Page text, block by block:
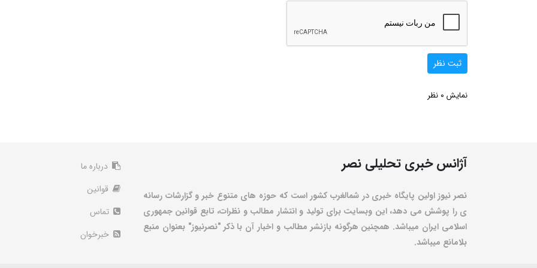
ثبت نظر
نمایش 0 نظر
آژانس خبری تحلیلی نصر
نصر نیوز اولین پایگاه خبری در شمالغرب کشور است که حوزه های متنوع خبر و گزارشات رسانه
ی را پوشش می دهد، این وبسایت برای تولید و انتشار مطالب و نظرات، تابع قوانین جمهوری
اسلامی ایران میباشد. همچنین هرگونه بازنشر مطالب و اخبار آن با ذکر "نصرنیوز" بعنوان منبع
بلامانع میباشد.
درباره ما
قوانین
تماس
خبرخوان